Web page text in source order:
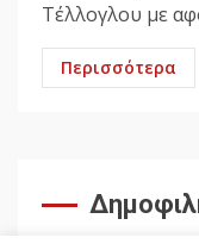
Τέλλογλου με
Περισσότερα